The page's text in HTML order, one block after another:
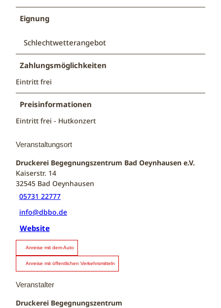
Eignung
Schlechtwetterangebot
Zahlungsmöglichkeiten
Eintritt frei
Preisinformationen
Eintritt frei - Hutkonzert
Veranstaltungsort
Druckerei Begegnungszentrum Bad Oeynhausen e.V.
Kaiserstr. 14
32545 Bad Oeynhausen
05731 22777
info@dbbo.de
Website
Anreise mit dem Auto
Anreise mit öffentlichen Verkehrsmitteln
Veranstalter
Druckerei Begegnungszentrum